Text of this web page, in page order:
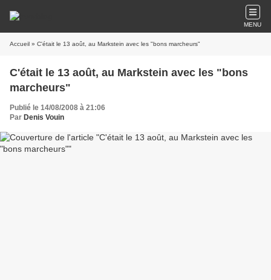
MENU
Accueil » C'était le 13 août, au Markstein avec les "bons marcheurs"
C'était le 13 août, au Markstein avec les "bons
marcheurs"
Publié le 14/08/2008 à 21:06
Par Denis Vouin